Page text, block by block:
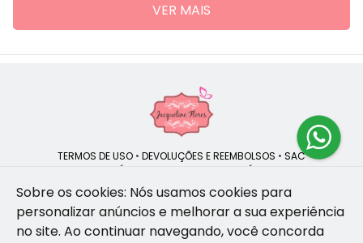
VER MAIS
TERMOS DE USO • DEVOLUÇÕES E REEMBOLSOS • SAC
POLÍTICA DE PRIVACIDADE POLÍTICA DE COOKIES
Jacqueline Flores | CNPJ: 47.335.418/0001-13
Sobre os cookies: Nós usamos cookies para
personalizar anúncios e melhorar a sua experiência
no site. Ao continuar navegando, você concorda